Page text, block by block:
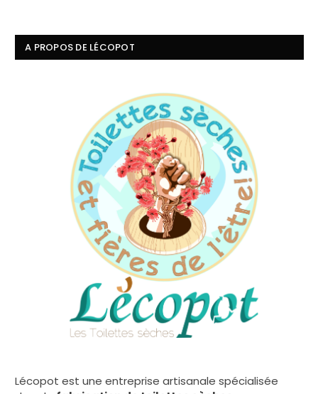
A PROPOS DE LÉCOPOT
Lécopot est une entreprise artisanale spécialisée